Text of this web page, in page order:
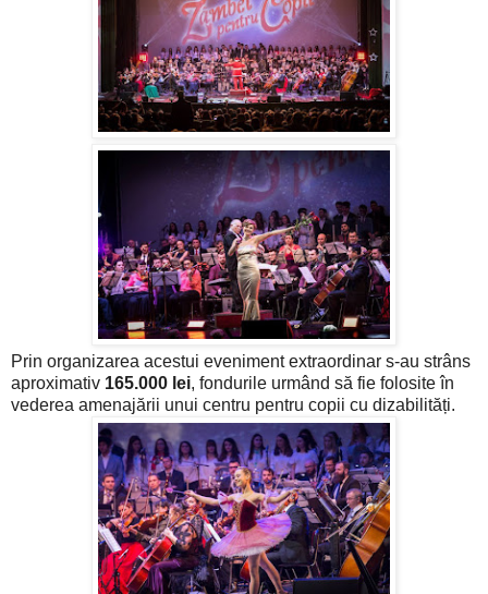
Prin organizarea acestui eveniment extraordinar s-au strâns
aproximativ 165.000 lei, fondurile urmând să fie folosite în
vederea amenajării unui centru pentru copii cu dizabilități.